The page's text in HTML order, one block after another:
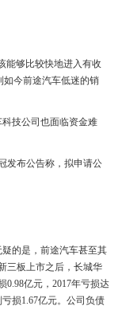
能够比较快地进入有收
如今前途汽车低迷的销
技公司也面临资金难
发布公告称，拟申请公
的是，前途汽车甚至其
三板上市之后，长城华
0.98亿元，2017年亏损达
损1.67亿元。公司负债